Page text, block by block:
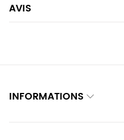
AVIS
INFORMATIONS